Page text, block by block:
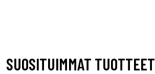
SUOSITUIMMAT TUOTTEET